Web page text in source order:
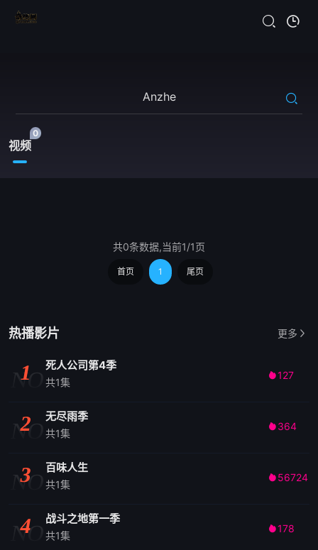
视频
0
共0条数据,当前1/1页
首页 1 尾页
热播影片 更多
NO
1 死人公司第4季
共1集
127
NO
2 无尽雨季
共1集
 364
NO
3 百味人生
共1集
 56724
NO
4 战斗之地第一季
共1集
178